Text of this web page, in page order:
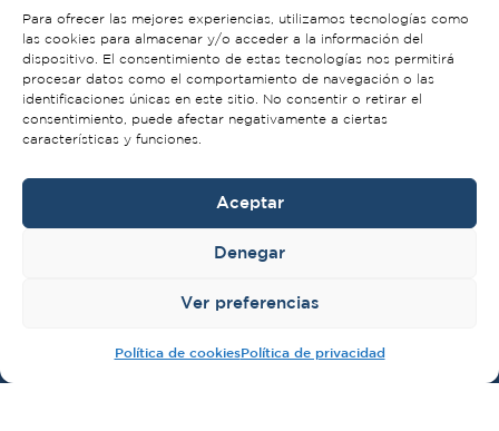
Para ofrecer las mejores experiencias, utilizamos tecnologías como
las cookies para almacenar y/o acceder a la información del
dispositivo. El consentimiento de estas tecnologías nos permitirá
procesar datos como el comportamiento de navegación o las
identificaciones únicas en este sitio. No consentir o retirar el
consentimiento, puede afectar negativamente a ciertas
características y funciones.
Aceptar
Denegar
Ver preferencias
Política de cookiesPolítica de privacidad